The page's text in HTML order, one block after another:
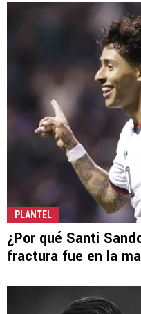
PLANTEL
¿Por qué Santi
fractura fue en la